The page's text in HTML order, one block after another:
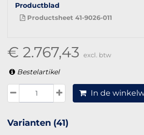
Productblad
Productsheet 41-9026-011
€ 2.767,43 excl. btw
Bestelartikel
In de
Varianten (41)